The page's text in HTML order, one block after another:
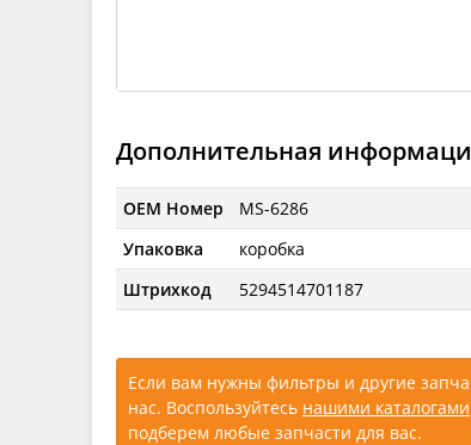
Дополнительная
OEM Номер
MS-6286
Упаковка
коробка
Штрихкод
5294514701187
Если вам нужны фильтры и другие
нас. Воспользуйтесь нашими каталогами
подберем любые запчасти для вас.